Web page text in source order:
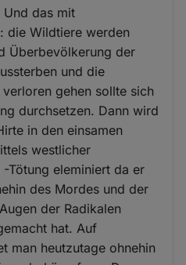
Und das mit
die Wildtiere werden
Überbevölkerung der
und die
gehen sollte sich
durchsetzen. Dann wird
in den einsamen
westlicher
Tötung eleminiert da er
des Mordes und der
der Radikalen
hat. Auf
man heutzutage ohnehin